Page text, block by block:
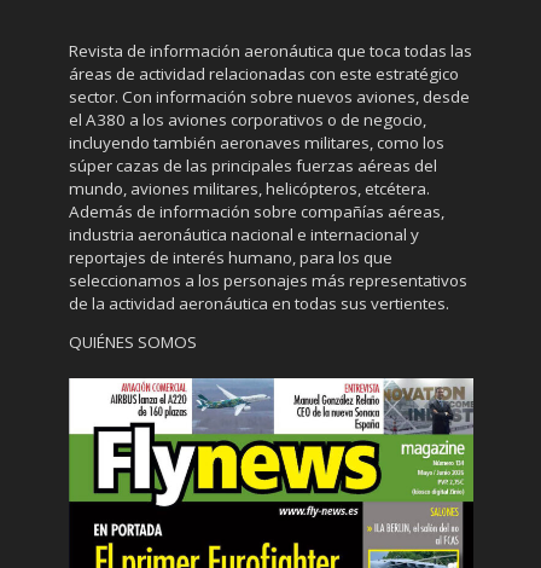
Revista de información aeronáutica que toca todas las
áreas de actividad relacionadas con este estratégico
sector. Con información sobre nuevos aviones, desde
el A380 a los aviones corporativos o de negocio,
incluyendo también aeronaves militares, como los
súper cazas de las principales fuerzas aéreas del
mundo, aviones militares, helicópteros, etcétera.
Además de información sobre compañías aéreas,
industria aeronáutica nacional e internacional y
reportajes de interés humano, para los que
seleccionamos a los personajes más representativos
de la actividad aeronáutica en todas sus vertientes.
QUIÉNES SOMOS